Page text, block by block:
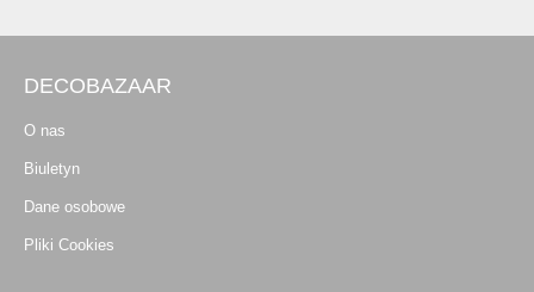
DECOBAZAAR
O nas
Biuletyn
Dane osobowe
Pliki Cookies